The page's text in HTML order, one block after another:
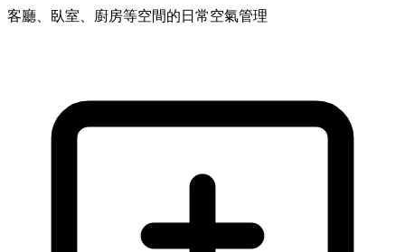
客廳、臥室、廚房等空間的日常空氣管理